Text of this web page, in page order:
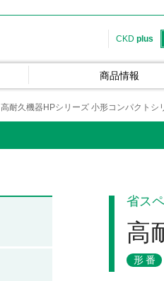
CKD plus
商品情報
高耐久機器HPシリーズ 小形コンパクトシ
省ス
高
形番